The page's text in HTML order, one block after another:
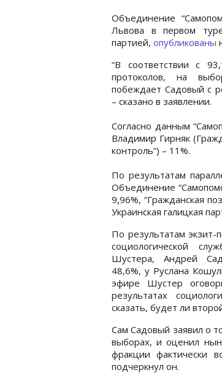
Объединение
Львова в первом
партией, опубликованы
“В соответствии с
протоколов, на
побеждает Садовый с
– сказано в заявлении.
Согласно данным
Владимир Гирняк
контроль“) – 11%.
По результатам
Объединение
9,96%, “Гражданская
Украинская галицкая
По результатам экзит-
социологической
Шустера, Андрей
48,6%, у Руслана
эфире Шустер
результатах
сказать, будет ли
Сам Садовый заявил о
выборах, и оценил
фракции фактически
подчеркнул он.